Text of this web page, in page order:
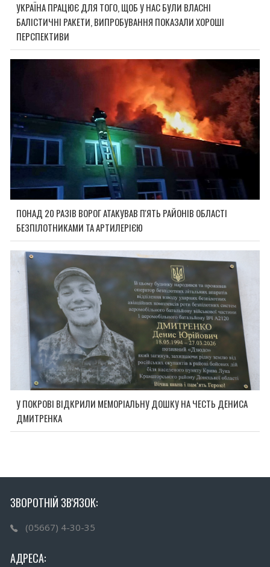
УКРАЇНА ПРАЦЮЄ ДЛЯ ТОГО, ЩОБ У НАС БУЛИ ВЛАСНІ
БАЛІСТИЧНІ РАКЕТИ, ВИПРОБУВАННЯ ПОКАЗАЛИ ХОРОШІ
ПЕРСПЕКТИВИ
ПОНАД 20 РАЗІВ ВОРОГ АТАКУВАВ П'ЯТЬ РАЙОНІВ ОБЛАСТІ
БЕЗПІЛОТНИКАМИ ТА АРТИЛЕРІЄЮ
У ПОКРОВІ ВІДКРИЛИ МЕМОРІАЛЬНУ ДОШКУ НА ЧЕСТЬ ДЕНИСА
ДМИТРЕНКА
ЗВОРОТНІЙ ЗВ'ЯЗОК:
(05667) 4-30-35
АДРЕСА: